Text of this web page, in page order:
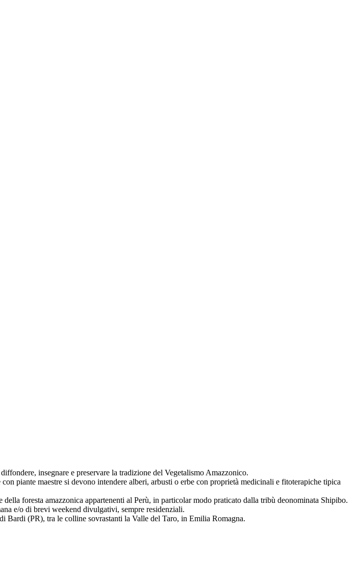
insegnare e preservare la tradizione del Vegetalismo Amazzonico.
piante maestre si devono intendere alberi, arbusti o erbe con proprietà medicinali e fitoterapiche tipica
foresta amazzonica appartenenti al Perù, in particolar modo praticato dalla tribù deonominata Shipibo.
e/o di brevi weekend divulgativi, sempre residenziali.
Bardi (PR), tra le colline sovrastanti la Valle del Taro, in Emilia Romagna.